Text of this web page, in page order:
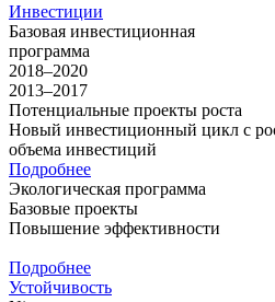
Инвестиции
Базовая инвестиционная
программа
2018–2020
2013–2017
Потенциальные проекты роста
Новый инвестиционный цикл с
объема инвестиций
Подробнее
Экологическая программа
Базовые проекты
Повышение эффективности
Подробнее
Устойчивость